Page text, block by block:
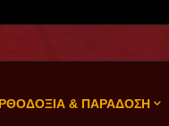
& ΠΑΡΑΔΟΣΗ